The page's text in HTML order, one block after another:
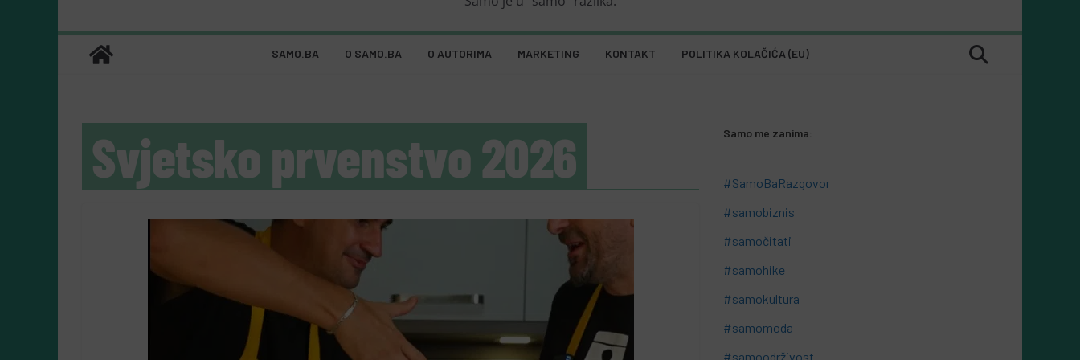
SAMO.BA O SAMO.BA O AUTORIMA MARKETING KONTAKT POLITIKA KOLAČIĆA (EU)
Svjetsko prvenstvo 2026 Samo me zanima:
#SamoBaRazgovor
#samobiznis
#samočitati
#samohike
#samokultura
#samomoda
#samoodrživost